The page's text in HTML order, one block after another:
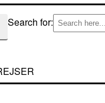
Search for: